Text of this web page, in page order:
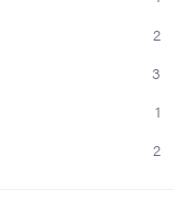
2
3
1
2